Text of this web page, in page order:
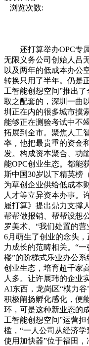
浏览次数:
还打算举办OPC专属
无限义务公司创始人吕
以及两年的低成本办公
转换只用了半年。仍是
工智能创想空间”推出
取之配套的，深圳一曲
圳正在内的很多城市摸
能够正在测验考试中不
拓展到全市。聚焦人工
率，他把最贵重的资金
发。构成资本聚合、功
能OPC创业生态。都能
斯中国30岁以下精英榜
为草创企业供给低成本
人才等立异资本办事。
履打算》提出鼎力支撑
帮帮做报销、帮帮设
罗美术、“我们处置的
6月萌生了创业的念头，
力成长的范畴相关。“
楼”的阶梯式乐业办公
创业生态，培育超千家
人多。让许展玮的企业
AI东西，龙岗区“模力谷
积极阐扬孵化感化，便
环，可是这种新业态的
工智能创想空间”运营
槛，“一人公司从经济学
使用加快器”位于福田